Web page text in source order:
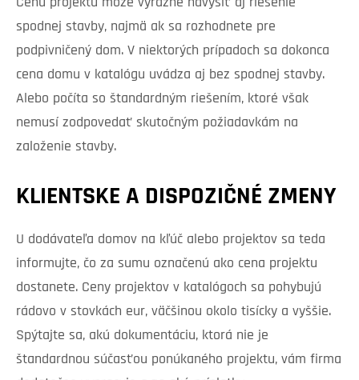
spodnej stavby, najmä ak sa rozhodnete pre
podpivničený dom. V niektorých prípadoch sa dokonca
cena domu v katalógu uvádza aj bez spodnej stavby.
Alebo počíta so štandardným riešením, ktoré však
nemusí zodpovedať skutočným požiadavkám na
založenie stavby.
KLIENTSKE A DISPOZIČNÉ ZMENY
U dodávateľa domov na kľúč alebo projektov sa teda
informujte, čo za sumu označenú ako cena projektu
dostanete. Ceny projektov v katalógoch sa pohybujú
rádovo v stovkách eur, väčšinou okolo tisícky a vyššie.
Spýtajte sa, akú dokumentáciu, ktorá nie je
štandardnou súčasťou ponúkaného projektu, vám firma